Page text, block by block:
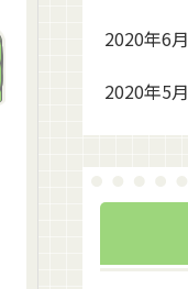
2020年6月
2020年5月